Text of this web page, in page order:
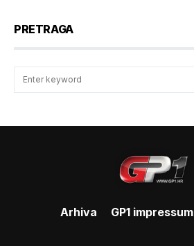
PRETRAGA
Arhiva GP1 impressum